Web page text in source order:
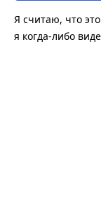
Я считаю, что
я когда-либо